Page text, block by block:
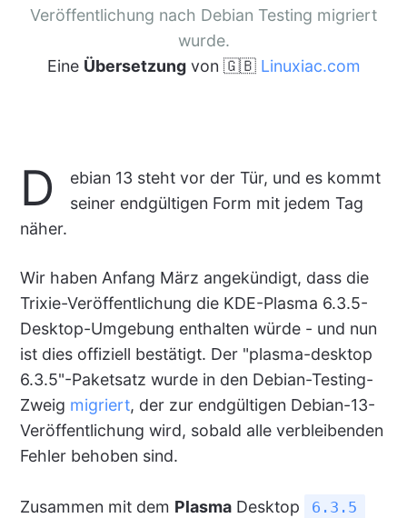
Veröffentlichung nach Debian Testing migriert
wurde.
Eine Übersetzungvon 🇬🇧 Linuxiac.com
D
ebian 13 steht vor der Tür, und es kommt
seiner endgültigen Form mit jedem Tag
näher.
Wir haben Anfang März angekündigt, dass die
Trixie-Veröffentlichung die KDE-Plasma 6.3.5-
Desktop-Umgebung enthalten würde - und nun
ist dies offiziell bestätigt. Der "plasma-desktop
6.3.5"-Paketsatz wurde in den Debian-Testing-
Zweig migriert, der zur endgültigen Debian-13-
Veröffentlichung wird, sobald alle verbleibenden
Fehler behoben sind.
Zusammen mit dem PlasmaDesktop 6.3.5